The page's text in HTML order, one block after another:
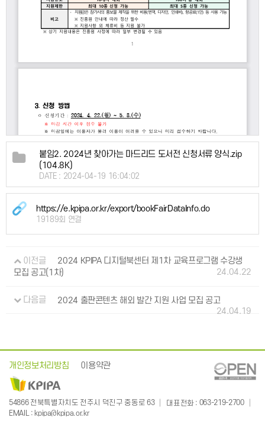
붙임2. 2024년 찾아가는 마드리드 도서전 신청서류 양식.zip
(104.8K)
DATE : 2024-04-19 16:04:02
https://e.kpipa.or.kr/export/bookFairDataInfo.do
19189회 연결
이전글
2024 KPIPA 디지털북센터 제1차 교육프로그램 수강생
모집 공고(1차)
24.04.22
다음글
2024 출판콘텐츠 해외 발간 지원 사업 모집 공고
24.04.19
개인정보처리방침 이용약관
54866 전북특별자치도 전주시 덕진구 중동로 63 대표전화: 063-219-2700
EMAIL : kpipa@kpipa.or.kr